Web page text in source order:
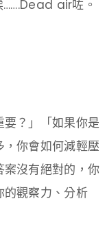
…….Dead air咗。
要？」「如果你是
你會如何減輕壓
沒有絕對的，你
的觀察力、分析